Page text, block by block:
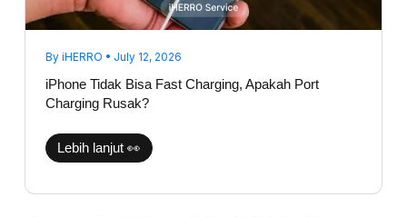
By iHERRO • July 12, 2026
iPhone Tidak Bisa Fast Charging, Apakah Port
Charging Rusak?
Lebih lanjut 👀